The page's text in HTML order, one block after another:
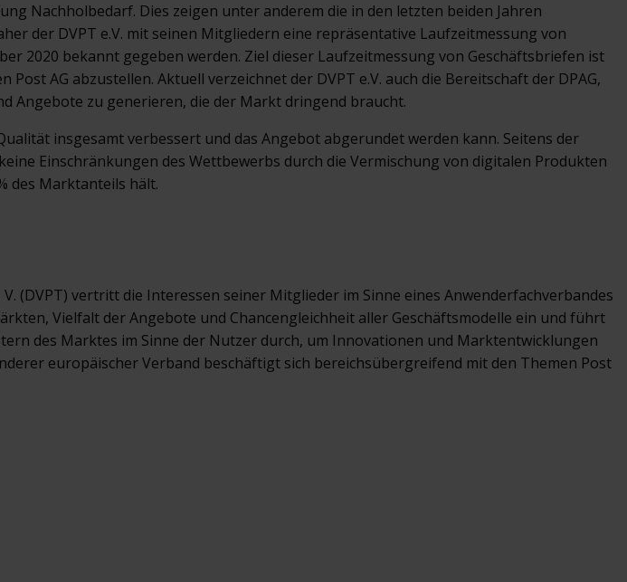
Nachholbedarf. Dies zeigen unter anderem die in den letzten beiden Jahren
der DVPT e.V. mit seinen Mitgliedern eine repräsentative Laufzeitmessung von
2020 bekannt gegeben werden. Ziel dieser Laufzeitmessung von Geschäftsbriefen ist
AG abzustellen. Aktuell verzeichnet der DVPT e.V. auch die Bereitschaft der DPAG,
Angebote zu generieren, die der Markt dringend braucht.
insgesamt verbessert und das Angebot abgerundet werden kann. Seitens der
Einschränkungen des Wettbewerbs durch die Vermischung von digitalen Produkten
des Marktanteils hält.
(DVPT) vertritt die Interessen seiner Mitglieder im Sinne eines Anwenderfachverbandes
Vielfalt der Angebote und Chancengleichheit aller Geschäftsmodelle ein und führt
des Marktes im Sinne der Nutzer durch, um Innovationen und Marktentwicklungen
europäischer Verband beschäftigt sich bereichsübergreifend mit den Themen Post